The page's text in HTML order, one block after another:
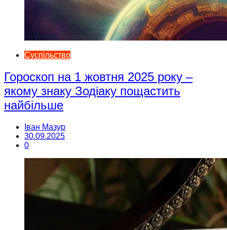
Суспільство
Гороскоп на 1 жовтня 2025 року –
якому знаку Зодіаку пощастить
найбільше
Іван Мазур
30.09.2025
0